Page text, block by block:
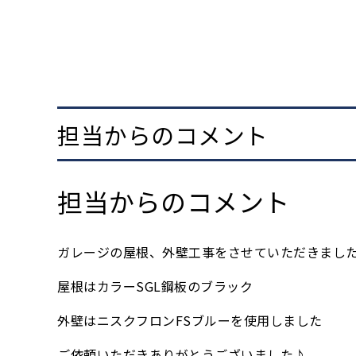
担当からのコメント
担当からのコメント
ガレージの屋根、外壁工事をさせていただきまし
屋根はカラーSGL鋼板のブラック
外壁はニスクフロンFSブルーを使用しました